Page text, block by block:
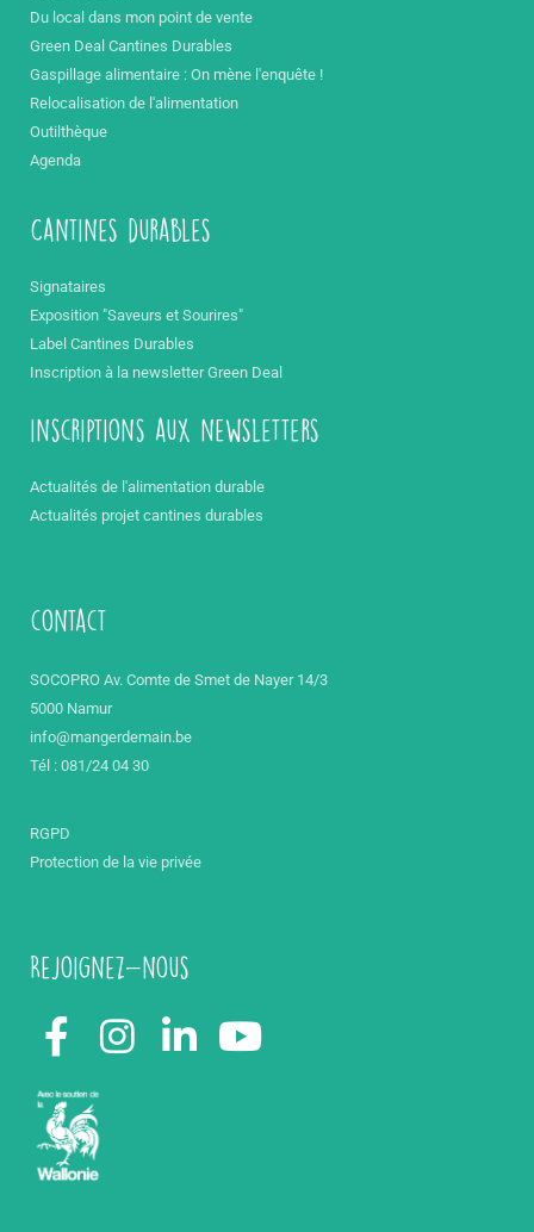
Du local dans mon point de vente
Green Deal Cantines Durables
Gaspillage alimentaire : On mène l'enquête !
Relocalisation de l'alimentation
Outilthèque
Agenda
Cantines durables
Signataires
Exposition "Saveurs et Sourires"
Label Cantines Durables
Inscription à la newsletter Green Deal
inscriptions aux newsletters
Actualités de l'alimentation durable
Actualités projet cantines durables
contact
SOCOPRO Av. Comte de Smet de Nayer 14/3
5000 Namur
info@mangerdemain.be
Tél : 081/24 04 30
RGPD
Protection de la vie privée
Rejoignez-nous